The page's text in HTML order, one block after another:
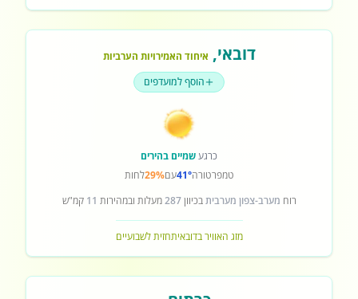
דובאי, איחוד האמירויות הערביות
הוסף למועדפים
כרגעשמיים בהירים
טמפרטורה41°עם29%לחות
רוח מערב-צפון מערביתבכיוון287מעלות ובמהירות 11 קמ"ש
מזג האוויר בדובאיתחזית לשבועיים